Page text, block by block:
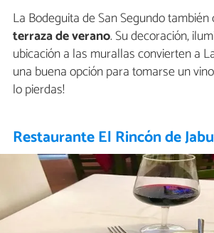
La Bodeguita de San Segundo
terraza de verano. Su decoración,
ubicación a las murallas convierten a
una buena opción para tomarse un
lo pierdas!
Restaurante El Rincón de